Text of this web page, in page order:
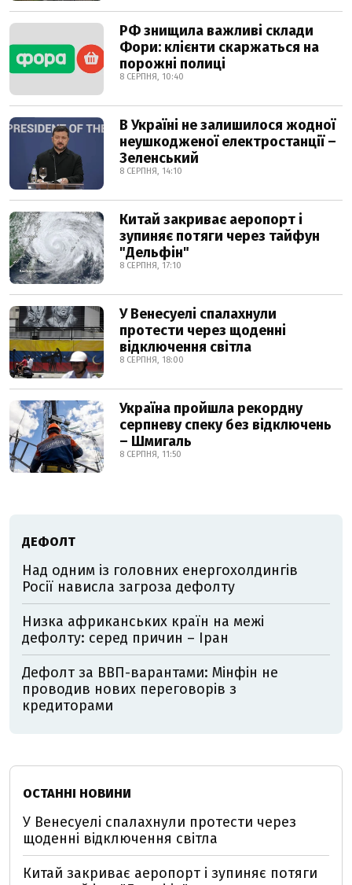
РФ знищила важливі склади
Фори: клієнти скаржаться на
порожні полиці
8 СЕРПНЯ, 10:40
В Україні не залишилося жодної
неушкодженої електростанції –
Зеленський
8 СЕРПНЯ, 14:10
Китай закриває аеропорт і
зупиняє потяги через тайфун
"Дельфін"
8 СЕРПНЯ, 17:10
У Венесуелі спалахнули
протести через щоденні
відключення світла
8 СЕРПНЯ, 18:00
Україна пройшла рекордну
серпневу спеку без відключень
– Шмигаль
8 СЕРПНЯ, 11:50
ДЕФОЛТ
Над одним із головних енергохолдингів
Росії нависла загроза дефолту
Низка африканських країн на межі
дефолту: серед причин – Іран
Дефолт за ВВП-варантами: Мінфін не
проводив нових переговорів з
кредиторами
ОСТАННІ НОВИНИ
У Венесуелі спалахнули протести через
щоденні відключення світла
Китай закриває аеропорт і зупиняє потяги